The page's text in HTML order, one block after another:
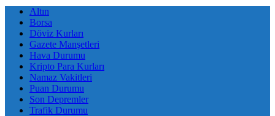
Altın
Borsa
Döviz Kurları
Gazete Manşetleri
Hava Durumu
Kripto Para Kurları
Namaz Vakitleri
Puan Durumu
Son Depremler
Trafik Durumu